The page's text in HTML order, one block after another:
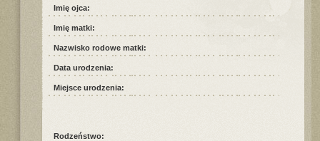
Imię ojca:
Imię matki:
Nazwisko rodowe matki:
Data urodzenia:
Miejsce urodzenia:
Rodzeństwo: